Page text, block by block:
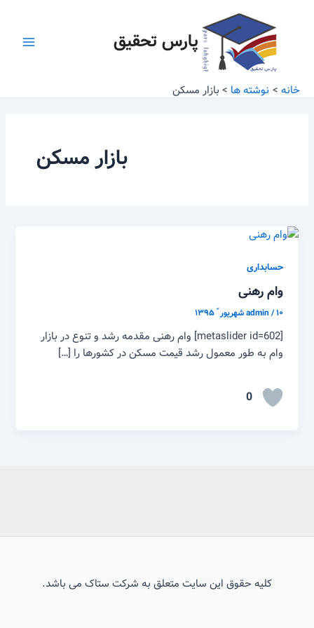
پارس تحقیق
خانه نوشته ها بازار مسکن
بازار مسکن
حسابداری
وام رهنی
admin/۱۰ شهریور ّ ۱۳۹۵
[metaslider id=602] وام رهنی مقدمه رشد و تنوع در بازار
وام به طور معمول رشد قیمت مسکن در کشورها را […]
0
کلیه حقوق این سایت متعلق به شرکت ستاک می باشد.